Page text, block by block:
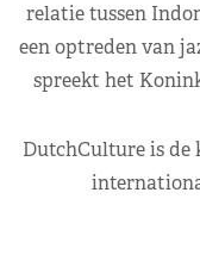
relatie tussen
een optreden van
spreekt het
DutchCulture is de